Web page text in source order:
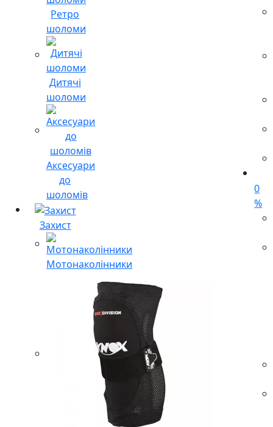
Ретро
шоломи
Дитячі
шоломи
Аксесуари
до
шоломів
Захист
Мотонаколінники
0
%